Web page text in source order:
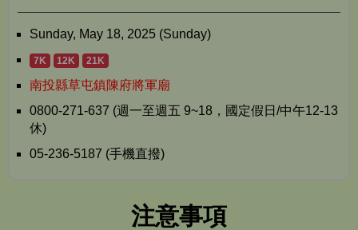
注意事項
Sunday, May 18, 2025 (Sunday)
7K 12K 21K
南投縣草屯鎮陳府將軍廟
0800-271-637 (週一至週五 9~18，國定假日/中午12-13
休)
05-236-5187 (手機直撥)